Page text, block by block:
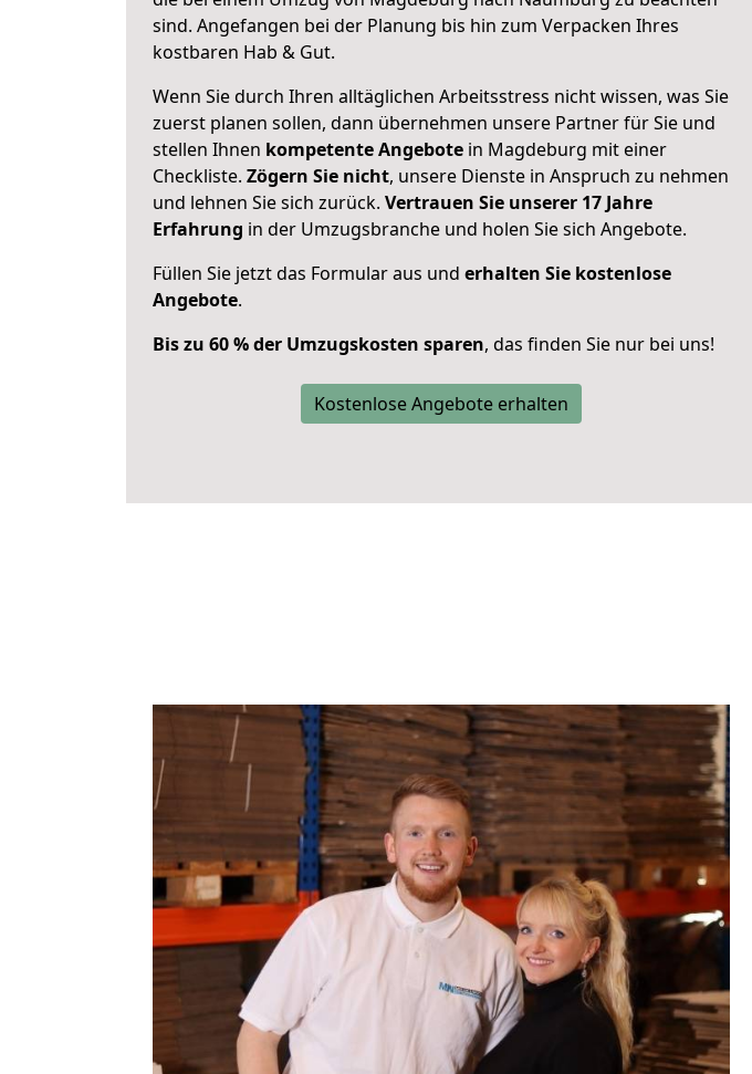
sind. Angefangen bei der Planung bis hin zum Verpacken Ihres
kostbaren Hab & Gut.
Wenn Sie durch Ihren alltäglichen Arbeitsstress nicht wissen, was Sie
zuerst planen sollen, dann übernehmen unsere Partner für Sie und
stellen Ihnen kompetente Angebote in Magdeburg mit einer
Checkliste. Zögern Sie nicht, unsere Dienste in Anspruch zu nehmen
und lehnen Sie sich zurück. Vertrauen Sie unserer 17 Jahre
Erfahrung in der Umzugsbranche und holen Sie sich Angebote.
Füllen Sie jetzt das Formular aus und erhalten Sie kostenlose
Angebote.
Bis zu 60 % der Umzugskosten sparen, das finden Sie nur bei uns!
Kostenlose Angebote erhalten